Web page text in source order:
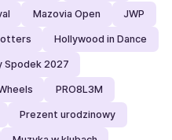
Mazovia Open JWP
Hollywood in Dance
Spodek 2027
PRO8L3M
Prezent urodzinowy